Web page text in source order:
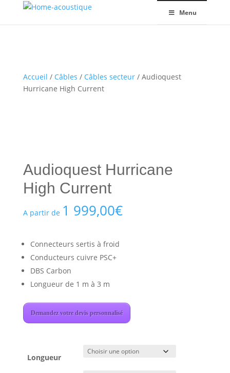
Menu
Accueil / Câbles / Câbles secteur/ Audioquest
Hurricane High Current
Audioquest Hurricane
High Current
A partir de 1 999,00€
Connecteurs sertis à froid
Conducteurs cuivre PSC+
DBS Carbon
Longueur de 1 m à 3 m
Demandez votre devis personnalisé
Longueur